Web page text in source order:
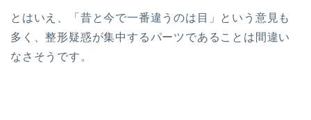
とはいえ、「昔と今で一番違うのは目」という意見も
多く、整形疑惑が集中するパーツであることは間違い
なさそうです。